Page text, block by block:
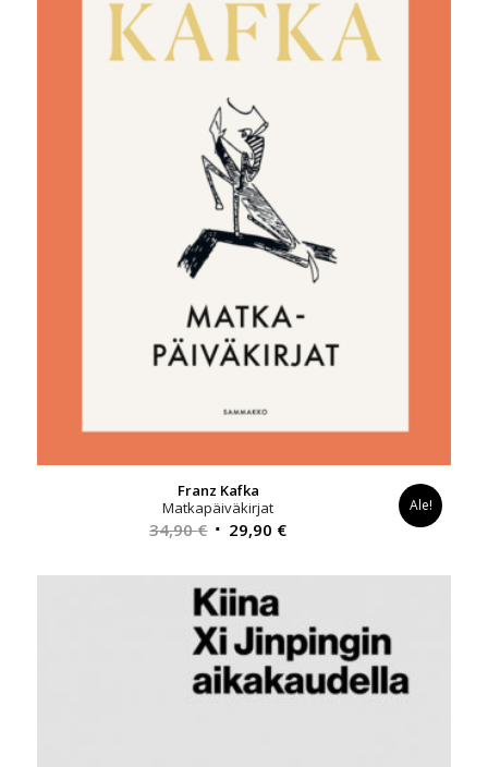
Franz Kafka
Matkapäiväkirjat
34,90€ Alkuperäinen
oli:
34,90 €.
29,90 €Nykyinen
on:
Ale!